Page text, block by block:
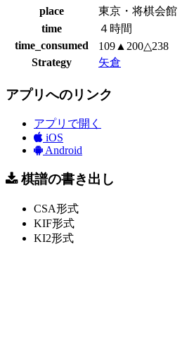
place
東京・将棋会館
time
４時間
time_consumed
109▲200△238
Strategy
矢倉
アプリへのリンク
アプリで開く
iOS
Android
棋譜の書き出し
CSA形式
KIF形式
KI2形式